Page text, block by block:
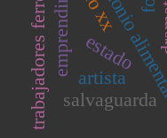
parimonio
salvaguarda
estado
artista